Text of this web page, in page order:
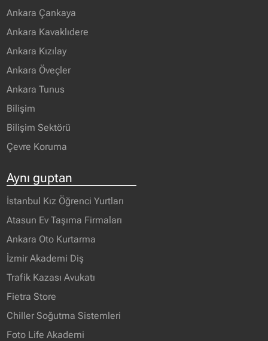
Ankara Çankaya
Ankara Kavaklıdere
Ankara Kızılay
Ankara Öveçler
Ankara Tunus
Bilişim
Bilişim Sektörü
Çevre Koruma
Aynı guptan
İstanbul Kız Öğrenci Yurtları
Atasun Ev Taşıma Firmaları
Ankara Oto Kurtarma
İzmir Akademi Diş
Trafik Kazası Avukatı
Fietra Store
Chiller Soğutma Sistemleri
Foto Life Akademi